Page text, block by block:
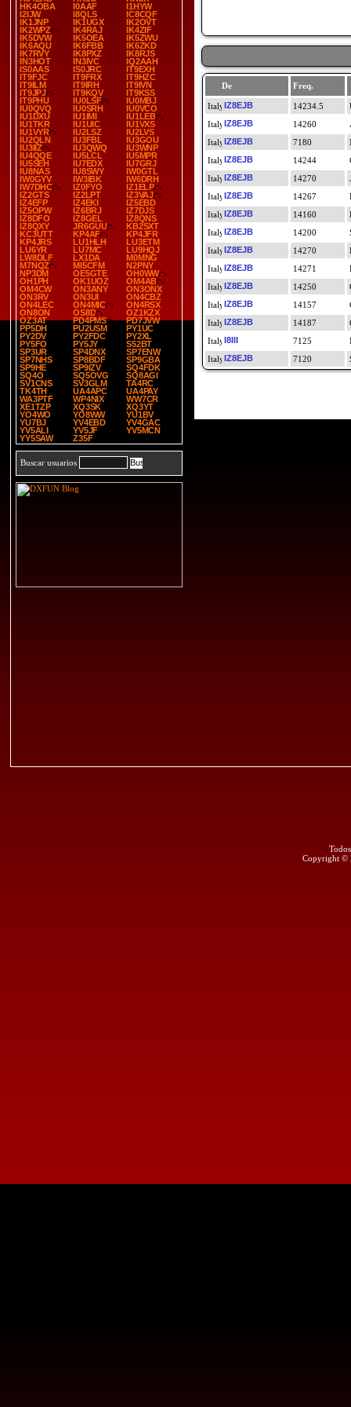
HK4OBA
I0AAF
I1HYW
I2IJW
I8QLS
IC8CQF
IK1JNP
IK1UGX
IK2OVT
IK2WPZ
IK4RAJ
IK4ZIF
IK5DVW
IK5OEA
IK5ZWU
IK6AQU
IK6FBB
IK6ZKD
IK7RVY
IK8PXZ
IK8RJS
IN3HOT
IN3IVC
IQ2AAH
IS0AAS
IS0JRC
IT9EXH
IT9FJC
IT9FRX
IT9HZC
IT9ILM
IT9IRH
IT9IVN
IT9JPJ
IT9KQV
IT9KSS
IT9PHU
IU0LSF
IU0MBJ
IU0QVQ
IU0SRH
IU0VCO
IU1DXU
IU1IMI
IU1LEB
IU1TKR
IU1UIC
IU1VXS
IU1VYR
IU2LSZ
IU2LVS
IU2QLN
IU3FBL
IU3GOU
IU3IIZ
IU3QWQ
IU3WNP
IU4QQE
IU5LCL
IU5MPR
IU5SEH
IU7EDX
IU7GRJ
IU8NAS
IU8SWY
IW0GTL
IW0GYV
IW3IBK
IW6DRH
IW7DHC
IZ0FYO
IZ1ELP
IZ2GTS
IZ2LPT
IZ3VAJ
IZ4EFP
IZ4EKI
IZ5EBD
IZ5OPW
IZ6BRJ
IZ7DJS
IZ8DFO
IZ8GEL
IZ8QNS
IZ8QXY
JR6GUU
KB2SXT
KC3UTT
KP4AF
KP4JFR
KP4JRS
LU1HLH
LU3ETM
LU6YR
LU7MC
LU9HQJ
LW8DLF
LX1DA
M0MNG
M7NQZ
MI5CFM
N2PNY
NP3DM
OE5GTE
OH0WW
OH1PH
OK1UOZ
OM4AB
OM4CW
ON3ANY
ON3ONX
ON3RV
ON3UI
ON4CBZ
ON4LEC
ON4MIC
ON4RSX
ON8ON
OS8D
OZ1KZX
OZ3AT
PD4PMS
PD7JVW
PP5DH
PU2USM
PY1UC
PY2DV
PY2FDC
PY2XL
PY5FO
PY5JY
S52BT
SP3UR
SP4DNX
SP7ENW
SP7NHS
SP8BDF
SP9GBA
SP9HE
SP9IZV
SQ4FDK
SQ4O
SQ5OVG
SQ8AGI
SV1CNS
SV3GLM
TA4RC
TK4TH
UA4APC
UA4PAY
WA3PTF
WP4NIX
WW7CR
XE1TZP
XQ3SK
XQ3YT
YO4WO
YO8WW
YU1BV
YU7BJ
YV4EBD
YV4GAC
YV5ALI
YV5JF
YV5MCN
YY5SAW
Z35F
Buscar usuarios
De Freq.
IZ8EJB
14234.5
IZ8EJB
14260
IZ8EJB
7180
IZ8EJB
14244
IZ8EJB
14270
IZ8EJB
14267
IZ8EJB
14160
IZ8EJB
14200
IZ8EJB
14270
IZ8EJB
14271
IZ8EJB
14250
IZ8EJB
14157
IZ8EJB
14187
I8III
7125
IZ8EJB
7120
Copyright ©